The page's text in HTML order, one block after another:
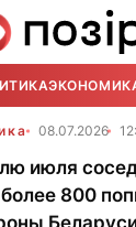
08.07.2026
июля
800